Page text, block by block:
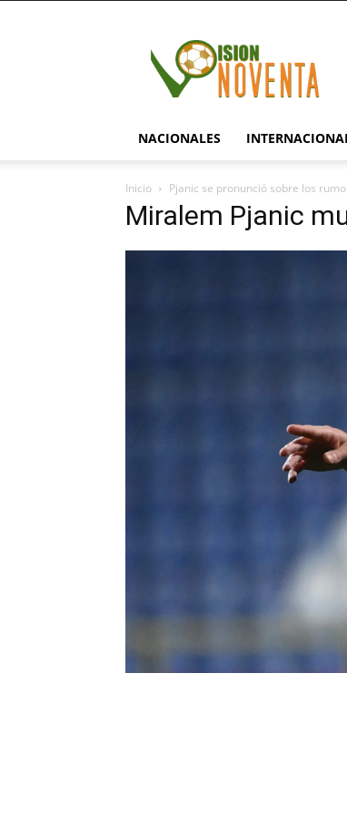
NACIONALES
Inicio Pjanic se pronunció sobre los
Miralem Pjanic